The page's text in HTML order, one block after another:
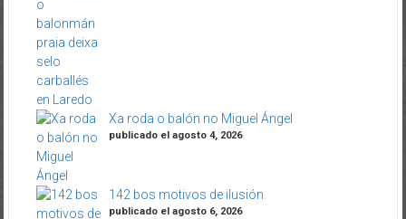
Xa roda o balón no Miguel Ángel
publicado el agosto 4, 2026
142 bos motivos de ilusión
publicado el agosto 6, 2026